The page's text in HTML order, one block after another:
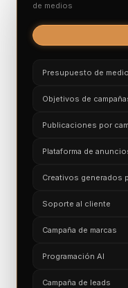
de medios
Presupuesto de
Objetivos de
Publicaciones por
Plataforma de
Creativos generados
Soporte al cliente
Campaña de marcas
Programación AI
Campaña de leads